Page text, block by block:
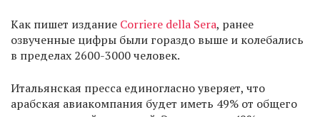
Как пишет издание Corriere della Sera, ранее
озвученные цифры были гораздо выше и колебались
в пределах 2600-3000 человек.
Итальянская пресса единогласно уверяет, что
арабская авиакомпания будет иметь 49% от общего